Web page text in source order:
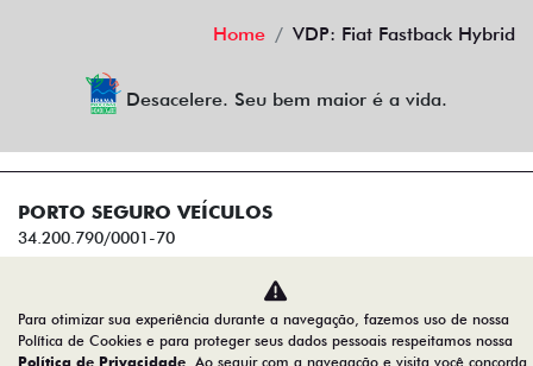
Home VDP: Fiat Fastback Hybrid
Desacelere. Seu bem maior é a vida.
PORTO SEGURO VEÍCULOS
34.200.790/0001-70
Desenvolvido pela DEALERSPACE ® Direitos Reservados.
Para otimizar sua experiência durante a navegação, fazemos uso de nossa
Política de Cookies e para proteger seus dados pessoais respeitamos nossa
Política de Privacidade . Ao seguir com a navegação e visita você concorda